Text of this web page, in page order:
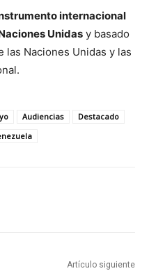
internacional
Unidas y basado
Naciones Unidas y las
Audiencias
Destacado
Artículo siguiente